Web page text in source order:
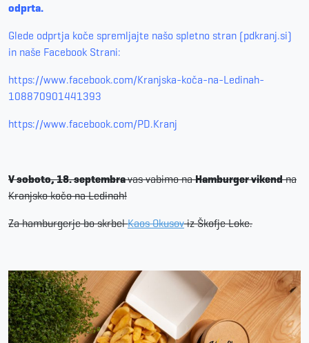
odprta.
Glede odprtja koče spremljajte našo spletno stran (pdkranj.si)
in naše Facebook Strani:
https://www.facebook.com/Kranjska-koča-na-Ledinah-
108870901441393
https://www.facebook.com/PD.Kranj
V soboto, 18. septembravas vabimo naHamburger vikendna
Kranjsko kočo na Ledinah!
Za hamburgerje bo skrbelKaos Okusoviz Škofje Loke.